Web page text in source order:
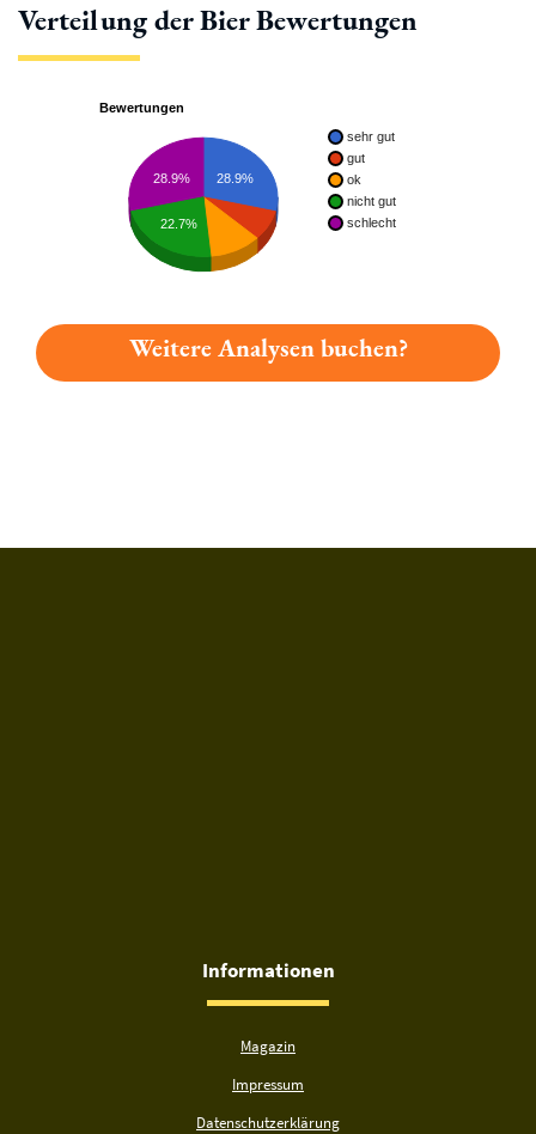
Verteilung der Bier Bewertungen
Bewertungen
sehr gut
gut
ok
nicht gut
schlecht
28.9%
28.9%
22.7%
Weitere Analysen buchen?
Informationen
Magazin
Impressum
Datenschutzerklärung